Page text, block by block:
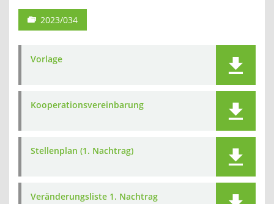
2023/034
Vorlage
Kooperationsvereinbarung
Stellenplan (1. Nachtrag)
Veränderungsliste 1. Nachtrag